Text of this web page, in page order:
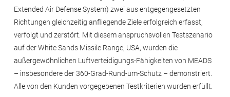
Extended Air Defense System) zwei aus entgegengesetzten
Richtungen gleichzeitig anfliegende Ziele erfolgreich erfasst,
verfolgt und zerstört. Mit diesem anspruchsvollen Testszenario
auf der White Sands Missile Range, USA, wurden die
außergewöhnlichen Luftverteidigungs-Fähigkeiten von MEADS
– insbesondere der 360-Grad-Rund-um-Schutz – demonstriert.
Alle von den Kunden vorgegebenen Testkriterien wurden erfüllt.